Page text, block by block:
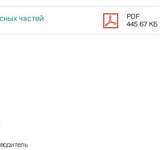
частей
PDF
445.67 КБ